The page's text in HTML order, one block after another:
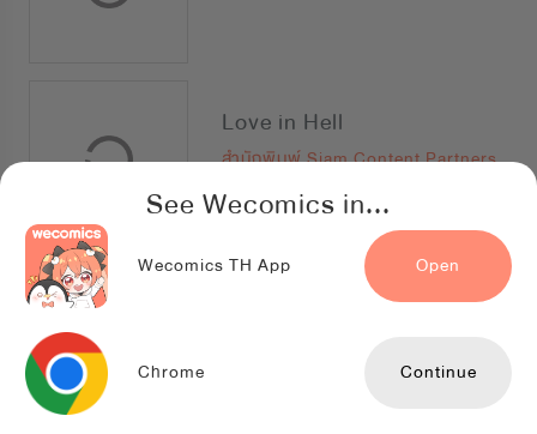
See Wecomics in...
Wecomics TH App Open
Chrome Continue
Love in Hell
สำนักพิมพ์ Siam Content Partners
BLOODSHADE